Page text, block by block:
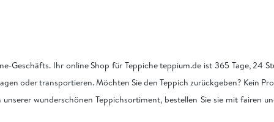
Ihr online Shop für Teppiche teppium.de ist 365 Tage, 24
oder transportieren. Möchten Sie den Teppich zurückgeben? Kein
wunderschönen Teppichsortiment, bestellen Sie sie mit fairen